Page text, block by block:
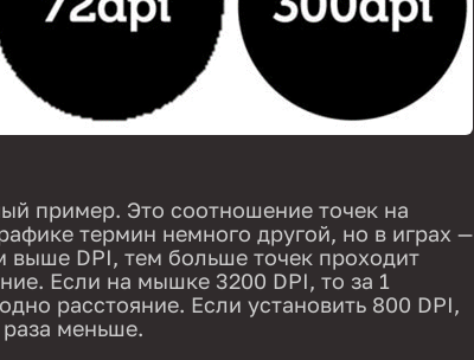
пример. Это соотношение точек на
термин немного другой, но в играх —
DPI, тем больше точек проходит
Если на мышке 3200 DPI, то за 1
расстояние. Если установить 800 DPI,
раза меньше.